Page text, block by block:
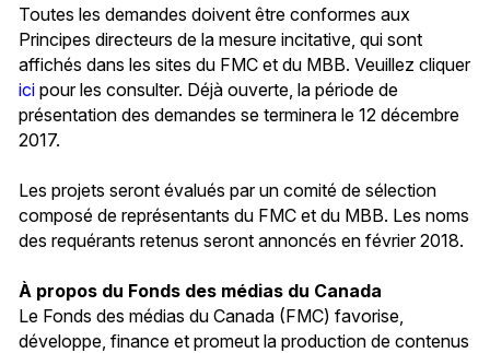
Toutes les demandes doivent être conformes aux
Principes directeurs de la mesure incitative, qui sont
affichés dans les sites du FMC et du MBB. Veuillez cliquer
ici pour les consulter. Déjà ouverte, la période de
présentation des demandes se terminera le 12 décembre
2017.
Les projets seront évalués par un comité de sélection
composé de représentants du FMC et du MBB. Les noms
des requérants retenus seront annoncés en février 2018.
À propos du Fonds des médias du Canada
Le Fonds des médias du Canada (FMC) favorise,
développe, finance et promeut la production de contenus